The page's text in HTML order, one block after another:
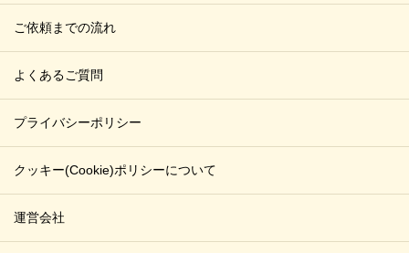
ご依頼までの流れ
よくあるご質問
プライバシーポリシー
クッキー(Cookie)ポリシーについて
運営会社